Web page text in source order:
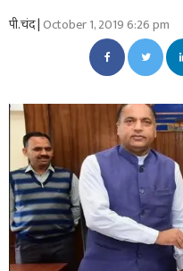
पी.चंद |October 1, 2019 6:26 pm